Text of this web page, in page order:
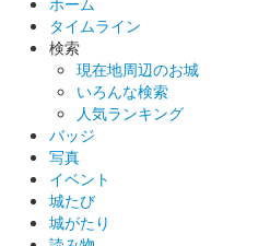
沼田城跡 御城印
販売終了
沼田城 御城印
販売終了
タイムライン
検索
現在地周辺のお城
いろんな検索
人気ランキング
バッジ
写真
イベント
城たび
城がたり